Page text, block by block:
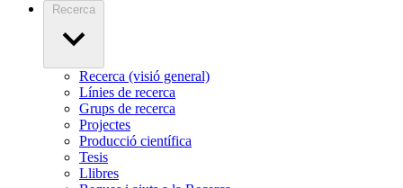
Recerca
Recerca (visió general)
Línies de recerca
Grups de recerca
Projectes
Producció científica
Tesis
Llibres